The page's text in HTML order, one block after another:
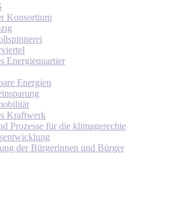
Konsortium
Energiequartier
Energien
Kraftwerk
Prozesse für die klimagerechte
der Bürgerinnen und Bürger